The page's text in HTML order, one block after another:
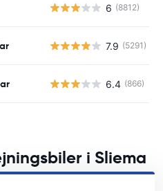
6 (8812)
7.9 (5291)
6.4 (866)
i Sliema
i Sliema